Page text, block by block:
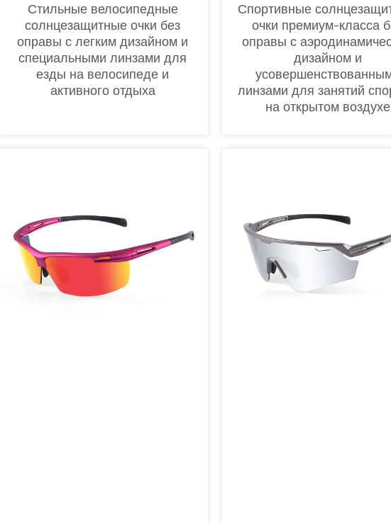
Стильные велосипедные
солнцезащитные очки без
оправы с легким дизайном и
специальными линзами для
езды на велосипеде и
активного отдыха
Спортивные
очки премиум-класса
оправы с
дизайном и
линзами для занятий
на открытом воздухе